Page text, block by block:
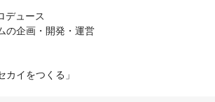
デュース
の企画・開発・運営
カイをつくる」